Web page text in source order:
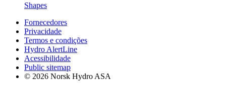
Shapes
Fornecedores
Privacidade
Termos e condições
Hydro AlertLine
Acessibilidade
Public sitemap
© 2026 Norsk Hydro ASA